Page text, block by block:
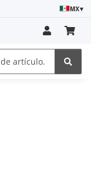
MX▾